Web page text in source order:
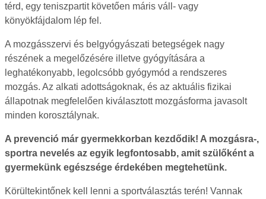
térd, egy teniszpartit követően máris váll- vagy
könyökfájdalom lép fel.
A mozgásszervi és belgyógyászati betegségek nagy
részének a megelőzésére illetve gyógyítására a
leghatékonyabb, legolcsóbb gyógymód a rendszeres
mozgás. Az alkati adottságoknak, és az aktuális fizikai
állapotnak megfelelően kiválasztott mozgásforma javasolt
minden korosztálynak.
A prevenció már gyermekkorban kezdődik! A mozgásra-,
sportra nevelés az egyik legfontosabb, amit szülőként a
gyermekünk egészsége érdekében megtehetünk.
Körültekintőnek kell lenni a sportválasztás terén! Vannak